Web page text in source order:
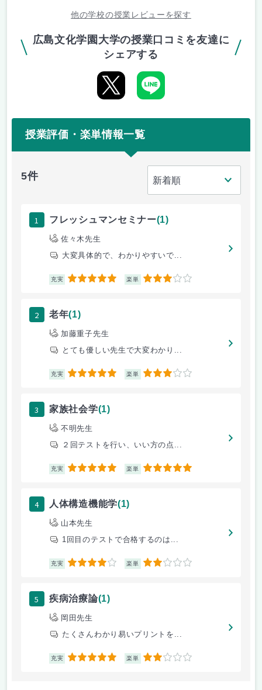
他の学校の授業レビューを探す
広島文化学園大学の授業口コミを友達に
シェアする
授業評価・楽単情報一覧
5件
1 フレッシュマンセミナー(1)
佐々木先生
大変具体的で、わかりやすいで...
充実 5 楽単 3
2 老年(1)
加藤重子先生
とても優しい先生で大変わかり...
充実 5 楽単 3
3 家族社会学(1)
不明先生
２回テストを行い、いい方の点...
充実 5 楽単 5
4 人体構造機能学(1)
山本先生
1回目のテストで合格するのは...
充実 4 楽単 2
5 疾病治療論(1)
岡田先生
たくさんわかり易いプリントを...
充実 5 楽単 2